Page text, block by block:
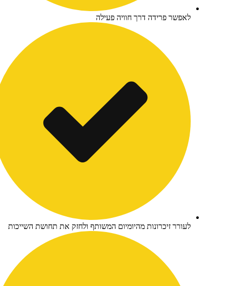
פרידה דרך חוויה פעילה
זיכרונות מהיומיום המשותף ולחזק את תחושת השייכות